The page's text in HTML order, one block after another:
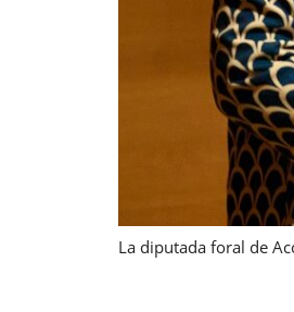
La diputada foral de